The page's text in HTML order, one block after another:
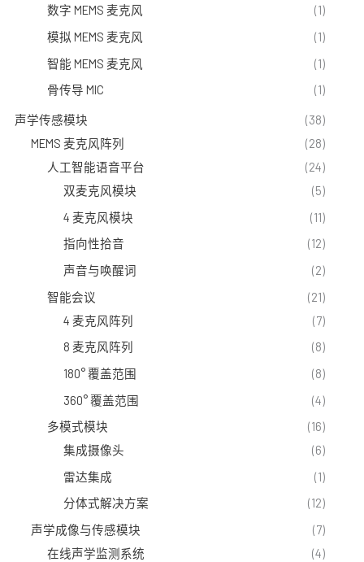
数字 MEMS 麦克风
(1)
模拟 MEMS 麦克风
(1)
智能 MEMS 麦克风
(1)
骨传导 MIC
(1)
声学传感模块
(38)
MEMS 麦克风阵列
(28)
人工智能语音平台
(24)
双麦克风模块
(5)
4 麦克风模块
(11)
指向性拾音
(12)
声音与唤醒词
(2)
智能会议
(21)
4 麦克风阵列
(7)
8 麦克风阵列
(8)
180° 覆盖范围
(8)
360° 覆盖范围
(4)
多模式模块
(16)
集成摄像头
(6)
雷达集成
(1)
分体式解决方案
(12)
声学成像与传感模块
(7)
在线声学监测系统
(4)